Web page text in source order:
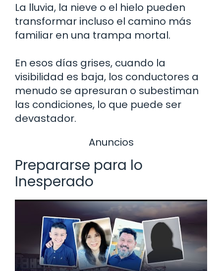
La lluvia, la nieve o el hielo pueden
transformar incluso el camino más
familiar en una trampa mortal.
En esos días grises, cuando la
visibilidad es baja, los conductores a
menudo se apresuran o subestiman
las condiciones, lo que puede ser
devastador.
Anuncios
Prepararse para lo
Inesperado